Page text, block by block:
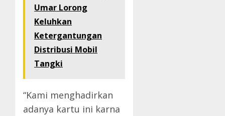
Umar Lorong
Keluhkan
Ketergantungan
Distribusi Mobil
Tangki
“Kami menghadirkan
adanya kartu ini karna